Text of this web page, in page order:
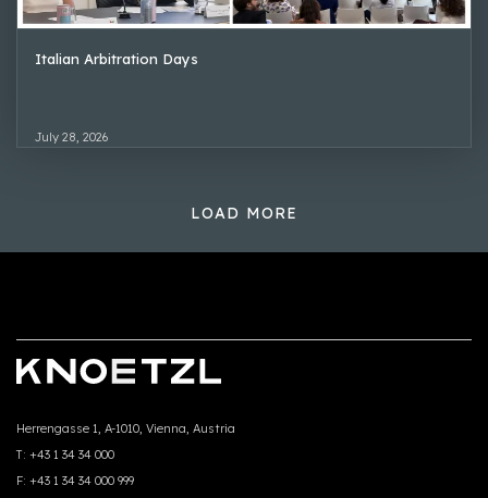
Italian Arbitration Days
July 28, 2026
LOAD MORE
Herrengasse 1, A-1010, Vienna, Austria
T: +43 1 34 34 000
F: +43 1 34 34 000 999